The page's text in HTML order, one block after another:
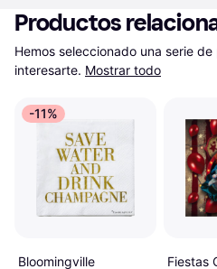
Productos
Hemos seleccionado una serie
interesarte. Mostrar todo
-11%
Bloomingville
Fiestas